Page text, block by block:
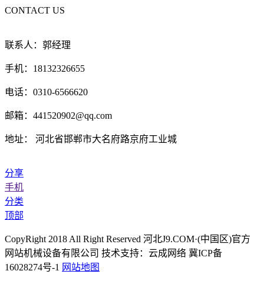
CONTACT US
联系人：郭经理
手机：18132326655
电话：0310-6566620
邮箱：441520902@qq.com
地址： 河北省邯郸市大名府路京府工业城
分享
手机
分类
顶部
CopyRight 2018 All Right Reserved 河北J9.COM·(中国区)官方
网站机械设备有限公司 技术支持：云成网络 冀ICP备
16028274号-1 网站地图